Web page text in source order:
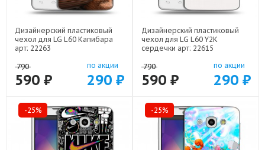
Дизайнерский пластиковый
чехол для LG L60 Капибара
арт: 22263
790
590 ₽
по акции
290 ₽
Дизайнерский пластиковый
чехол для LG L60 Y2K
сердечки арт: 22615
790
590 ₽
по акции
290 ₽
-25% -25%